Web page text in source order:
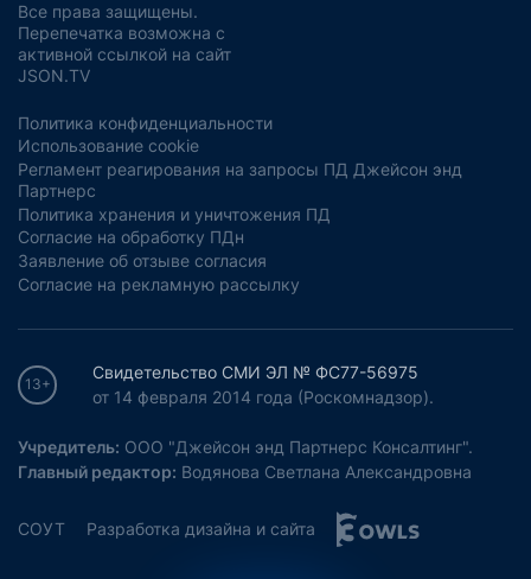
Все права защищены.
Перепечатка возможна с
активной ссылкой на сайт
JSON.TV
Политика конфиденциальности
Использование cookie
Регламент реагирования на запросы ПД Джейсон энд
Партнерс
Политика хранения и уничтожения ПД
Согласие на обработку ПДн
Заявление об отзыве согласия
Согласие на рекламную рассылку
13+
Свидетельство СМИ ЭЛ № ФС77-56975
от 14 февраля 2014 года (Роскомнадзор).
Учредитель: ООО "Джейсон энд Партнерс Консалтинг".
Главный редактор: Водянова Светлана Александровна
СОУТ Разработка дизайна и сайта